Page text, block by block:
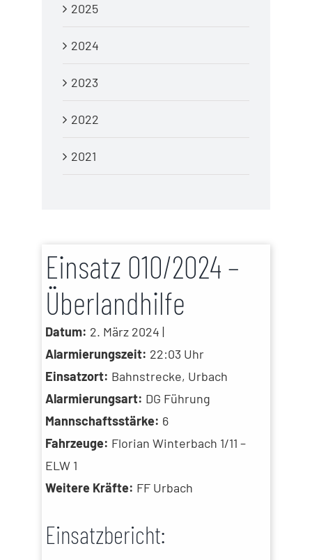
Einsatz 010/2024 –
Überlandhilfe
Datum: 2. März 2024 |
Alarmierungszeit: 22:03 Uhr
Einsatzort: Bahnstrecke, Urbach
Alarmierungsart: DG Führung
Mannschaftsstärke: 6
Fahrzeuge: Florian Winterbach 1/11 –
ELW 1
Weitere Kräfte: FF Urbach
Einsatzbericht:
2025
2024
2023
2022
2021